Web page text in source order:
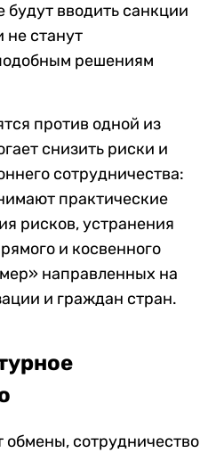
будут вводить санкции
не станут
решениям
против одной из
снизить риски и
сотрудничества:
практические
рисков, устранения
и косвенного
направленных на
и граждан стран.
сотрудничество